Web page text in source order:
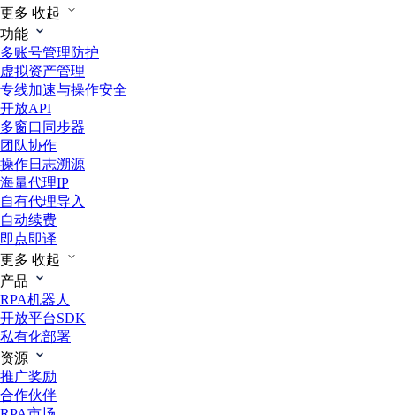
更多 收起
功能
多账号管理防护
虚拟资产管理
专线加速与操作安全
开放API
多窗口同步器
团队协作
操作日志溯源
海量代理IP
自有代理导入
自动续费
即点即译
更多 收起
产品
RPA机器人
开放平台SDK
私有化部署
资源
推广奖励
合作伙伴